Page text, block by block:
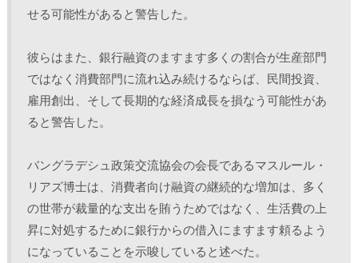
せる可能性があると警告した。
彼らはまた、銀行融資のますます多くの割合が生産部門
ではなく消費部門に流れ込み続けるならば、民間投資、
雇用創出、そして長期的な経済成長を損なう可能性があ
ると警告した。
バングラデシュ政策交流協会の会長であるマスルール・
リアズ博士は、消費者向け融資の継続的な増加は、多く
の世帯が裁量的な支出を賄うためではなく、生活費の上
昇に対処するために銀行からの借入にますます頼るよう
になっていることを示唆していると述べた。